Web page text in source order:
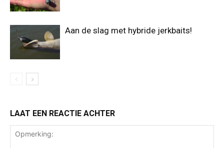
Aan de slag met hybride jerkbaits!
LAAT EEN REACTIE ACHTER